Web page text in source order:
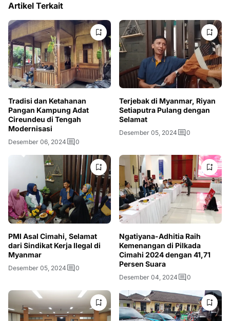
Artikel Terkait
Tradisi dan Ketahanan
Pangan Kampung Adat
Cireundeu di Tengah
Modernisasi
Desember 06, 2024 0
Terjebak di Myanmar, Riyan
Setiaputra Pulang dengan
Selamat
Desember 05, 2024 0
PMI Asal Cimahi, Selamat
dari Sindikat Kerja Ilegal di
Myanmar
Desember 05, 2024 0
Ngatiyana-Adhitia Raih
Kemenangan di Pilkada
Cimahi 2024 dengan 41,71
Persen Suara
Desember 04, 2024 0